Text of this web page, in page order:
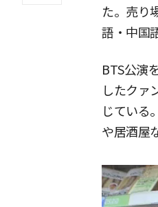
た。売り
語・中国
BTS公演
したクァ
じている
や居酒屋